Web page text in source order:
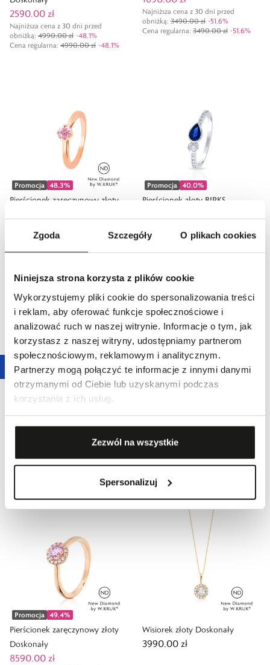
Zgoda Szczegóły O plikach cookies
Niniejsza strona korzysta z plików cookie
Wykorzystujemy pliki cookie do spersonalizowania treści
i reklam, aby oferować funkcje społecznościowe i
analizować ruch w naszej witrynie. Informacje o tym, jak
korzystasz z naszej witryny, udostępniamy partnerom
społecznościowym, reklamowym i analitycznym.
Partnerzy mogą połączyć te informacje z innymi danymi
otrzymanymi od Ciebie lub uzyskanymi podczas
korzystania z ich usług.
Zezwól na wszystkie
Spersonalizuj
2590,00 zł
Najniższa cena z 30 dni przed
obniżką: 4990,00 zł -48,1%
Cena regularna: 4990,00 zł -48,1%
Najniższa cena z 30 dni przed
obniżką: 3490,00 zł -51,6%
Cena regularna: 3490,00 zł -51,6%
Promocja 48,3%
Pierścionek zaręczynowy złoty
Najniższa cena z 30 dni przed
obniżką: 8490,00 zł -48,3%
Promocja 40,0%
Pierścionek złoty BIRKS
obniżką:
10 490,00 zł - 40,0%
Promocja 47,8 %
Pierścionek zaręczynowy złoty
Doskonały
obniżką: 8990,00 zł -47,8%
Kolczyki złote Doskonały
3990,00 zł
Najniższa cena z 30 dni przed
obniżką:
Cena regularna:7990,00 zł -50,1%
Promocja 49,4%
Pierścionek zaręczynowy złoty
Doskonały
8590,00 zł
Wisiorek złoty Doskonały
3990,00 zł